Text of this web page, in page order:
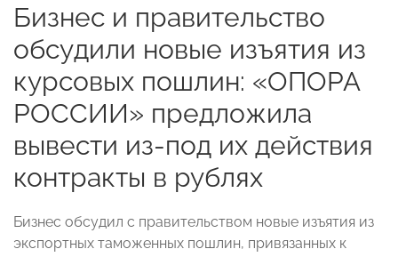
Бизнес и правительство
обсудили новые изъятия из
курсовых пошлин: «ОПОРА
РОССИИ» предложила
вывести из-под их действия
контракты в рублях
Бизнес обсудил с правительством новые изъятия из
экспортных таможенных пошлин, привязанных к